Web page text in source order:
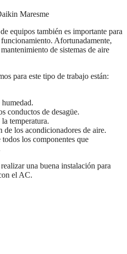
Maresme
equipos también es importante para
Afortunadamente,
de sistemas de aire
para este tipo de trabajo están:
conductos de desagüe.
temperatura.
de los acondicionadores de aire.
los componentes que
una buena instalación para
el AC.